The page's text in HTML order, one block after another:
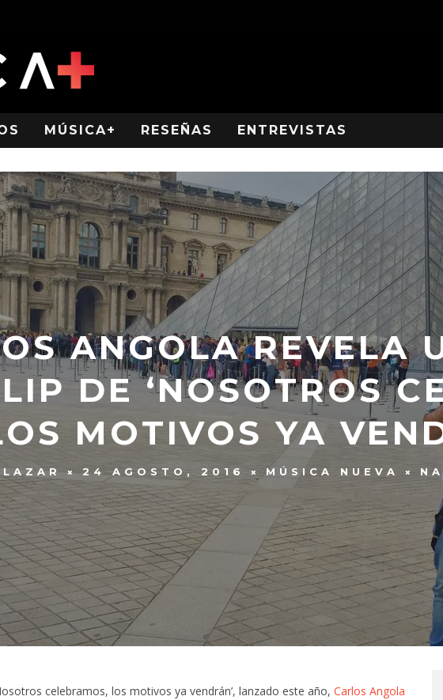
MÚSICA+ RESEÑAS ENTREVISTAS
ANGOLA REVELA
DE ‘NOSOTROS
MOTIVOS YA
24 AGOSTO, 2016 MÚSICA NUEVA
celebramos, los motivos ya vendrán’, lanzado este año, Carlos Angola